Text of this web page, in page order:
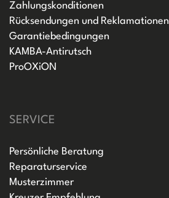
Zahlungskonditionen
Rücksendungen und Reklamationen
Garantiebedingungen
KAMBA-Antirutsch
ProOXiON
SERVICE
Persönliche Beratung
Reparaturservice
Musterzimmer